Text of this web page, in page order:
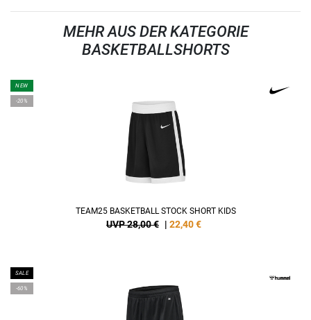
MEHR AUS DER KATEGORIE
BASKETBALLSHORTS
NEW
-20%
TEAM25 BASKETBALL STOCK SHORT KIDS
UVP 28,00 € | 22,40€
SALE
-60%